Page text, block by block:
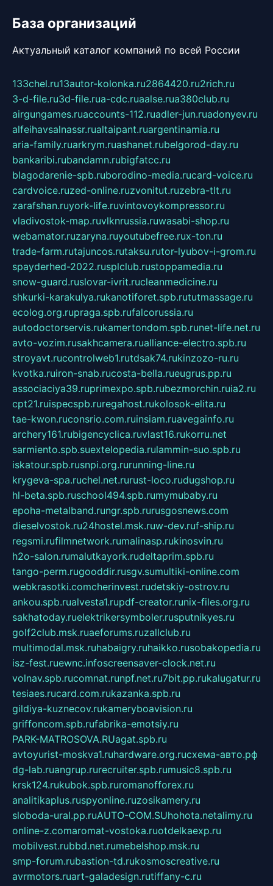
База организаций
Актуальный каталог компаний по всей России
133chel.ru13autor-kolonka.ru2864420.ru2rich.ru
3-d-file.ru3d-file.rua-cdc.ruaalse.rua380club.ru
airgungames.ruaccounts-112.ruadler-jun.ruadonyev.ru
alfeihavsalnassr.rualtaipant.ruargentinamia.ru
aria-family.ruarkrym.ruashanet.rubelgorod-day.ru
bankaribi.rubandamn.rubigfatcc.ru
blagodarenie-spb.ruborodino-media.rucard-voice.ru
cardvoice.ruzed-online.ruzvonitut.ruzebra-tlt.ru
zarafshan.ruyork-life.ruvintovoykompressor.ru
vladivostok-map.ruvlknrussia.ruwasabi-shop.ru
webamator.ruzaryna.ruyoutubefree.rux-ton.ru
trade-farm.rutajuncos.rutaksu.rutor-lyubov-i-grom.ru
spayderhed-2022.rusplclub.rustoppamedia.ru
snow-guard.ruslovar-ivrit.rucleanmedicine.ru
shkurki-karakulya.rukanotiforet.spb.rututmassage.ru
ecolog.org.rupraga.spb.rufalcorussia.ru
autodoctorservis.rukamertondom.spb.runet-life.net.ru
avto-vozim.rusakhcamera.rualliance-electro.spb.ru
stroyavt.rucontrolweb1.rutdsak74.rukinzozo-ru.ru
kvotka.ruiron-snab.rucosta-bella.rueugrus.pp.ru
associaciya39.ruprimexpo.spb.rubezmorchin.ruia2.ru
cpt21.ruispecspb.ruregahost.rukolosok-elita.ru
tae-kwon.ruconsrio.com.ruinsiam.ruavegainfo.ru
archery161.rubigencyclica.ruvlast16.rukorru.net
sarmiento.spb.suextelopedia.rulammin-suo.spb.ru
iskatour.spb.rusnpi.org.rurunning-line.ru
krygeva-spa.ruchel.net.rurust-loco.rudugshop.ru
hl-beta.spb.ruschool494.spb.rumymubaby.ru
epoha-metalband.rungr.spb.rurusgosnews.com
dieselvostok.ru24hostel.msk.ruw-dev.ruf-ship.ru
regsmi.rufilmnetwork.rumalinasp.rukinosvin.ru
h2o-salon.rumalutkayork.rudeltaprim.spb.ru
tango-perm.rugooddir.rusgv.sumultiki-online.com
webkrasotki.comcherinvest.rudetskiy-ostrov.ru
ankou.spb.rualvesta1.rupdf-creator.runix-files.org.ru
sakhatoday.ruelektrikersymboler.rusputnikyes.ru
golf2club.msk.ruaeforums.ruzallclub.ru
multimodal.msk.ruhabaigry.ruhaikko.rusobakopedia.ru
isz-fest.ruewnc.infoscreensaver-clock.net.ru
volnav.spb.rucomnat.runpf.net.ru7bit.pp.rukalugatur.ru
tesiaes.rucard.com.rukazanka.spb.ru
gildiya-kuznecov.rukameryboavision.ru
griffoncom.spb.rufabrika-emotsiy.ru
PARK-MATROSOVA.RUagat.spb.ru
avtoyurist-moskva1.ruhardware.org.ruсхема-авто.рф
dg-lab.ruangrup.rurecruiter.spb.rumusic8.spb.ru
krsk124.rukubok.spb.ruromanofforex.ru
analitikaplus.ruspyonline.ruzosikamery.ru
sloboda-ural.pp.ruAUTO-COM.SUhohota.netalimy.ru
online-z.comaromat-vostoka.ruotdelkaexp.ru
mobilvest.rubbd.net.rumebelshop.msk.ru
smp-forum.rubastion-td.rukosmoscreative.ru
avrmotors.ruart-galadesign.rutiffany-c.ru